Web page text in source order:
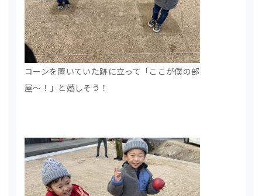
コーンを置いていた跡に立って「ここが僕の部
屋～！」と嬉しそう！